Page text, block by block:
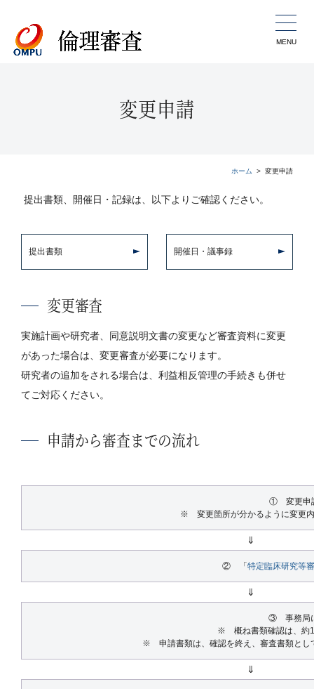
MENU
変更申請
ホーム 変更申請
提出書類、開催日・記録は、以下よりご確認ください。
提出書類 開催日・議事録
変更審査
実施計画や研究者、同意説明文書の変更など審査資料に変更
があった場合は、変更審査が必要になります。
研究者の追加をされる場合は、利益相反管理の手続きも併せ
てご対応ください。
申請から審査までの流れ
① 変更申
※ 変更箇所が分かるように変更
⇓
② 「特定臨床研究等
⇓
③ 事務局
※ 概ね書類確認は、約1
※ 申請書類は、確認を終え、審査書類とし
⇓